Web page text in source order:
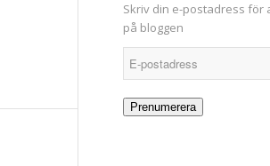
Skriv din e-postadress för
på bloggen
postadress
Prenumerera